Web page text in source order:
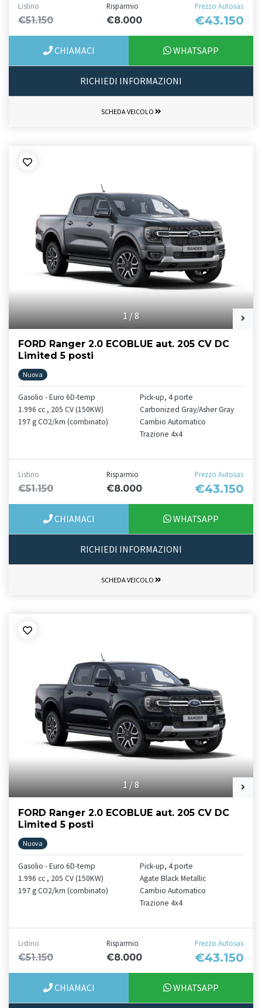
Listino
€51.150
Risparmio
€8.000
Prezzo Autosas
€43.150
CHIAMACI WHATSAPP
RICHIEDI INFORMAZIONI
SCHEDA VEICOLO
1/8
FORD Ranger 2.0 ECOBLUE aut. 205 CV DC
Limited 5 posti
Nuova
Gasolio - Euro 6D-temp
1.996 cc , 205 CV (150KW)
197 g CO2/km (combinato)
Pick-up, 4 porte
Carbonized Gray/Asher Gray
Cambio Automatico
Trazione 4x4
Listino
€51.150
Risparmio
€8.000
Prezzo Autosas
€43.150
CHIAMACI WHATSAPP
RICHIEDI INFORMAZIONI
SCHEDA VEICOLO
1/8
FORD Ranger 2.0 ECOBLUE aut. 205 CV DC
Limited 5 posti
Nuova
Gasolio - Euro 6D-temp
1.996 cc , 205 CV (150KW)
197 g CO2/km (combinato)
Pick-up, 4 porte
Agate Black Metallic
Cambio Automatico
Trazione 4x4
Listino
€51.150
Risparmio
€8.000
Prezzo Autosas
€43.150
CHIAMACI WHATSAPP